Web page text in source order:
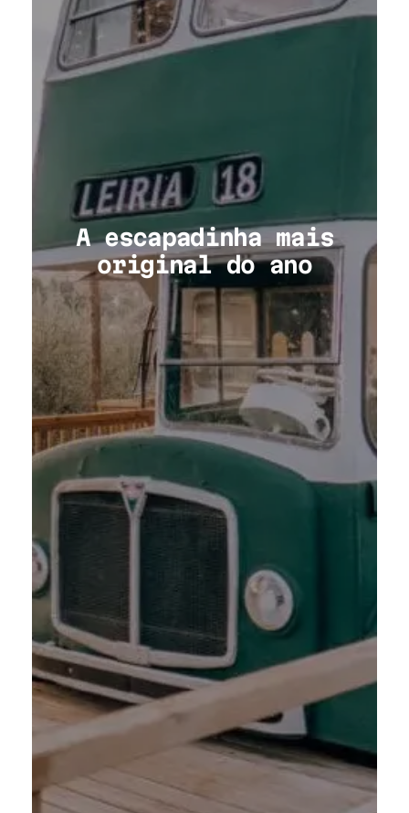
A escapadinha mais
original do ano